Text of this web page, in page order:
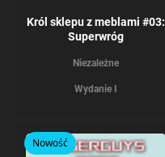
Król sklepu z meblami #03:
Superwróg
Niezależne
Wydanie I
Nowość